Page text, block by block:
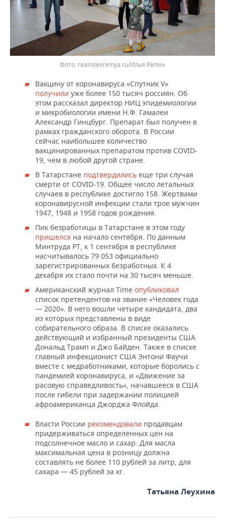
realnoevremya.ru/Илья Репин
Вакцину от коронавируса «Спутник V»
получили уже более 150 тысяч россиян. Об
этом рассказал директор НИЦ эпидемиологии
и микробиологии имени Н.Ф. Гамалеи
Александр Гинцбург. Препарат был получен в
рамках гражданского оборота. В России
сейчас наибольшее количество
вакцинированных препаратом против COVID-
19, чем в любой другой стране.
В Татарстане подтвердились еще три случая
смерти от COVID-19. Общее число летальных
случаев в республике достигло 158. Жертвами
коронавирусной инфекции стали трое мужчин
1947, 1948 и 1958 годов рождения.
Пик безработицы в Татарстане в этом году
пришелся на начало сентября. По данным
Минтруда РТ, к 1 сентября в республике
насчитывалось 79 053 официально
зарегистрированных безработных. К 4
декабря их стало почти на 30 тысяч меньше.
Американский журнал Time опубликовал
список претендентов на звание «Человек года
— 2020». В него вошли четыре кандидата, два
из которых представлены в виде
собирательного образа. В списке оказались
действующий и избранный президенты США
Дональд Трамп и Джо Байден. Также в списке
главный инфекционист США Энтони Фаучи
вместе с медработниками, которые боролись с
пандемией коронавируса, и «Движение за
расовую справедливость», начавшееся в США
после гибели при задержании полицией
афроамериканца Джорджа Флойда.
Власти России рекомендовали продавцам
придерживаться определенных цен на
подсолнечное масло и сахар. Для масла
максимальная цена в розницу должна
составлять не более 110 рублей за литр, для
сахара — 45 рублей за кг.
Татьяна Леухина